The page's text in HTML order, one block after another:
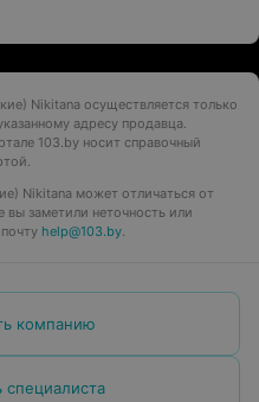
Nikitana осуществляется только
адресу продавца.
103.by носит справочный
Nikitana может отличаться от
вы заметили неточность или
help@103.by.
компанию
специалиста